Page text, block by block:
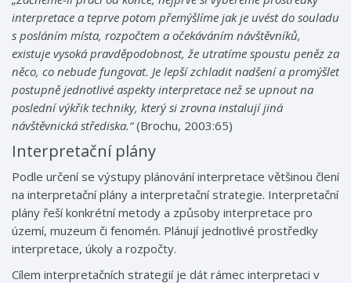
interpretace a teprve potom přemýšlíme jak je uvést do souladu
s posláním místa, rozpočtem a očekáváním návštěvníků,
existuje vysoká pravděpodobnost, že utratíme spoustu peněz za
něco, co nebude fungovat. Je lepší zchladit nadšení a promýšlet
postupnějednotlivé aspekty interpretace než se upnout na
poslední výkřik techniky, který si zrovna instalují jiná
návštěvnická střediska.“(Brochu, 2003:65)
Interpretační plány
Podle určení se výstupy plánování interpretace většinou člení
na interpretační plány a interpretační strategie. Interpretační
plány řeší konkrétní metody a způsoby interpretace pro
území, muzeum či fenomén. Plánují jednotlivé prostředky
interpretace, úkoly a rozpočty.
Cílem interpretačních strategií je dát rámec interpretaci v